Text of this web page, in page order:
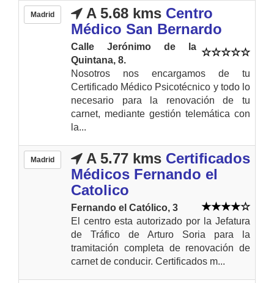
Madrid A 5.68 kms Centro
Médico San Bernardo
Calle Jerónimo de la
Quintana, 8.
Nosotros nos encargamos de tu
Certificado Médico Psicotécnico y todo lo
necesario para la renovación de tu
carnet, mediante gestión telemática con
la...
Madrid A 5.77 kms Certificados
Médicos Fernando el
Catolico
Fernando el Católico, 3
El centro esta autorizado por la Jefatura
de Tráfico de Arturo Soria para la
tramitación completa de renovación de
carnet de conducir. Certificados m...